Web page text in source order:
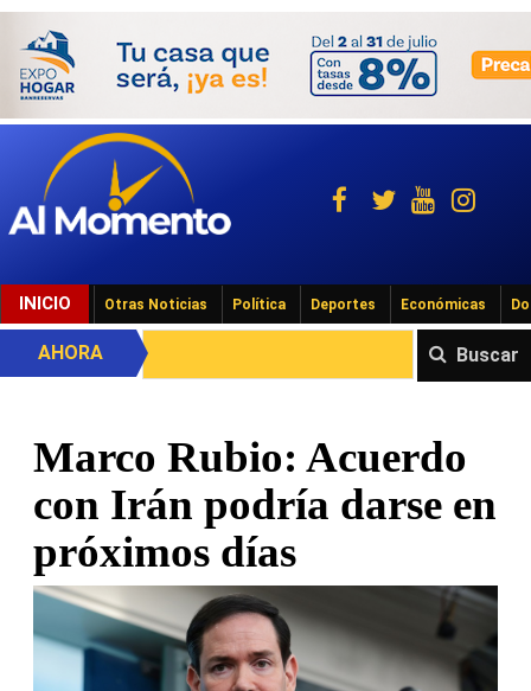
INICIO Otras Noticias Política Deportes Económicas
Buscar
AHORA
Marco Rubio: Acuerdo
con Irán podría darse en
próximos días